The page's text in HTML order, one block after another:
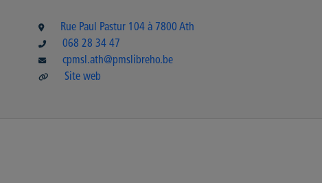
Rue Paul Pastur 104 à 7800 Ath
068 28 34 47
cpmsl.ath@pmslibreho.be
Site web